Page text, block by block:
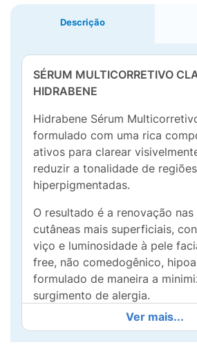
Descrição
SÉRUM MULTICORRETIVO
HIDRABENE
Hidrabene Sérum
formulado com uma rica
ativos para clarear
reduzir a tonalidade de regiões
hiperpigmentadas.
O resultado é a renovação nas
cutâneas mais superficiais,
viço e luminosidade à pele
free, não comedogênico,
formulado de maneira a
surgimento de alergia.
Reduz a tonalidade
hiperpigmentadas.Pele mais
Ver mais...